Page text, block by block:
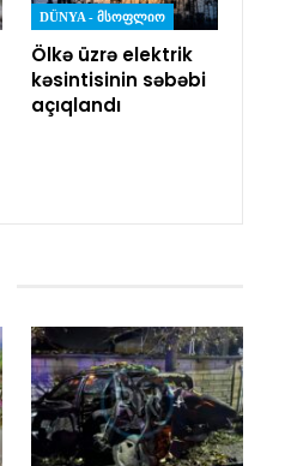
DÜNYA - ᲛᲡᲝᲤᲚᲘᲝ
Ölkə üzrə elektrik
kəsintisinin səbəbi
açıqlandı